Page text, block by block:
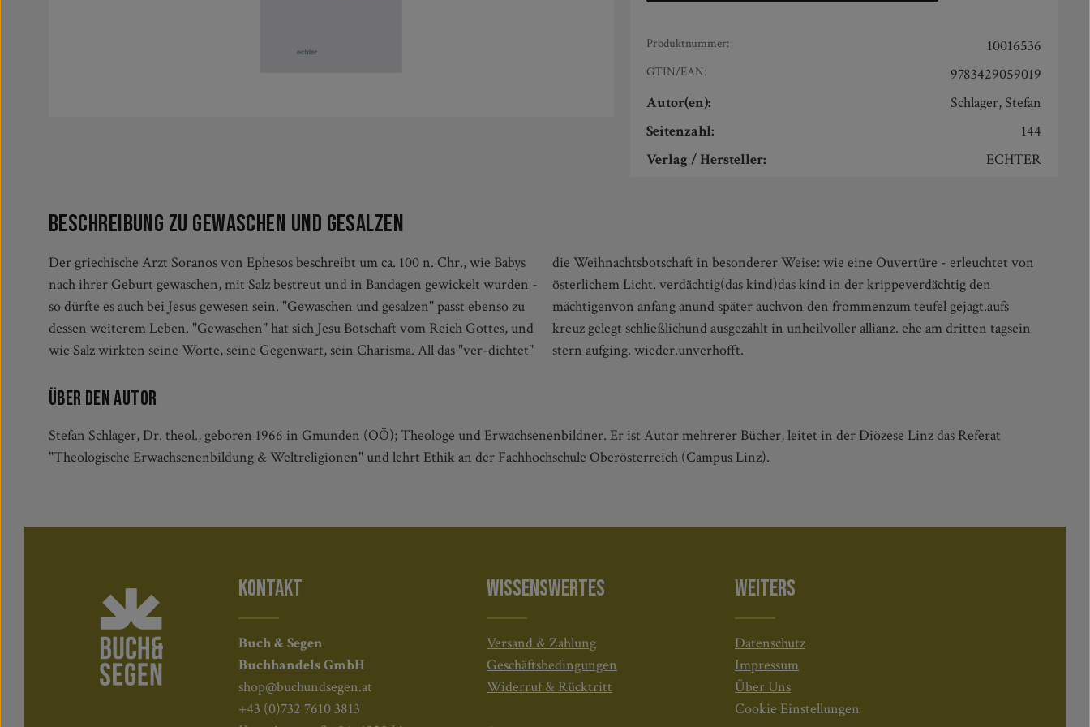
Produktnummer: 10016536
GTIN/EAN:
9783429059019
Autor(en):
Schlager, Stefan
Seitenzahl:
144
Verlag / Hersteller:
ECHTER
Beschreibung zu gewaschen und gesalzen
Der griechische Arzt Soranos von Ephesos beschreibt um ca. 100 n. Chr., wie Babys
nach ihrer Geburt gewaschen, mit Salz bestreut und in Bandagen gewickelt wurden -
so dürfte es auch bei Jesus gewesen sein. "Gewaschen und gesalzen" passt ebenso zu
dessen weiterem Leben. "Gewaschen" hat sich Jesu Botschaft vom Reich Gottes, und
wie Salz wirkten seine Worte, seine Gegenwart, sein Charisma. All das "ver-dichtet"
die Weihnachtsbotschaft in besonderer Weise: wie eine Ouvertüre - erleuchtet von
österlichem Licht. verdächtig(das kind)das kind in der krippeverdächtig den
mächtigenvon anfang anund später auchvon den frommenzum teufel gejagt.aufs
kreuz gelegt schließlichund ausgezählt in unheilvoller allianz. ehe am dritten tagsein
stern aufging. wieder.unverhofft.
Über den Autor
Stefan Schlager, Dr. theol., geboren 1966 in Gmunden (OÖ); Theologe und Erwachsenenbildner. Er ist Autor mehrerer Bücher, leitet in der Diözese Linz das Referat
"Theologische Erwachsenenbildung & Weltreligionen" und lehrt Ethik an der Fachhochschule Oberösterreich (Campus Linz).
KONTAKT
Buch & Segen
Buchhandels GmbH
shop@buchundsegen.at
+43 (0)732 7610 3813
WISSENSWERTES
Versand & Zahlung
Geschäftsbedingungen
Widerruf & Rücktritt
WEITERS
Datenschutz
Impressum
Über Uns
Cookie Einstellungen